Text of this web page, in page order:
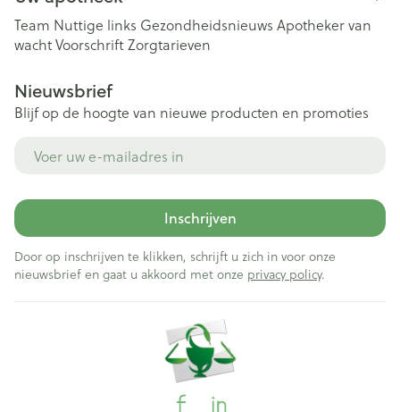
Team Nuttige links Gezondheidsnieuws Apotheker van
wachtVoorschriftZorgtarieven
Nieuwsbrief
Blijf op de hoogte van nieuwe producten en promoties
Inschrijven
Door op inschrijven te klikken, schrijft u zich in voor onze
nieuwsbrief en gaat u akkoord met onze privacy policy.